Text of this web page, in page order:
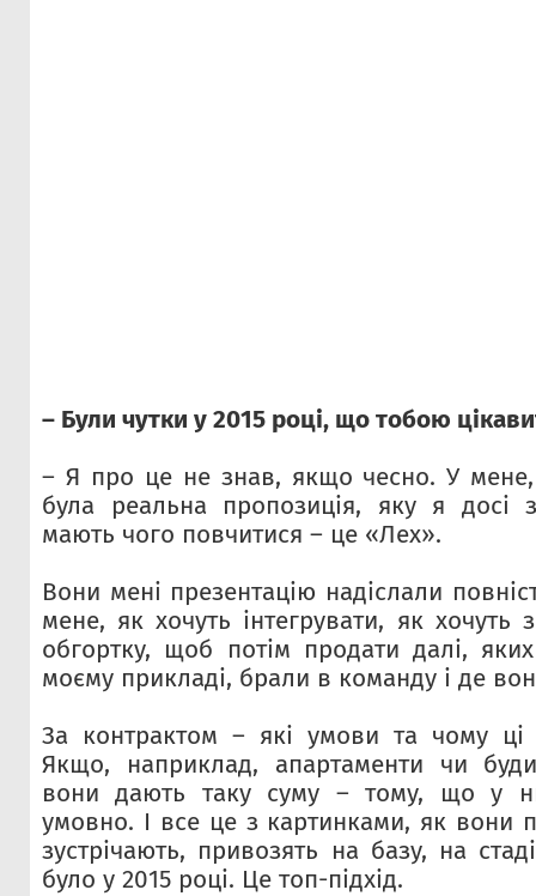
– Були чутки у 2015 році, що тобою
– Я про це не знав, якщо чесно. У мене,
була реальна пропозиція, яку я досі
мають чого повчитися – це «Лех».
Вони мені презентацію надіслали
мене, як хочуть інтегрувати, як хочуть
обгортку, щоб потім продати далі,
моєму прикладі, брали в команду і де
За контрактом – які умови та чому ці
Якщо, наприклад, апартаменти чи
вони дають таку суму – тому, що у
умовно. І все це з картинками, як вони
зустрічають, привозять на базу, на
було у 2015 році. Це топ-підхід.